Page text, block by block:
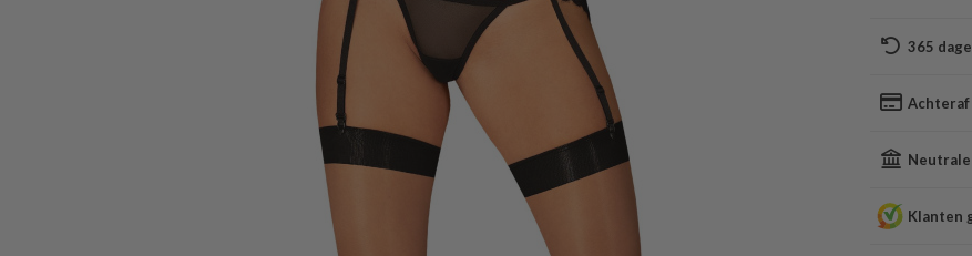
365
Klanten